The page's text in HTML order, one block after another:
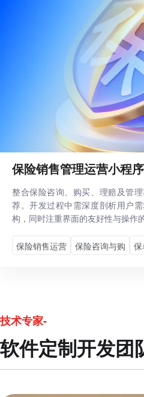
保险销售管理运营小程序
整合保险咨询、购买、理赔及管
荐。开发过程中需深度剖析用户
构，同时注重界面的友好性与操作
保险销售运营 保险咨询与购
技术专家-
软件定制开发团